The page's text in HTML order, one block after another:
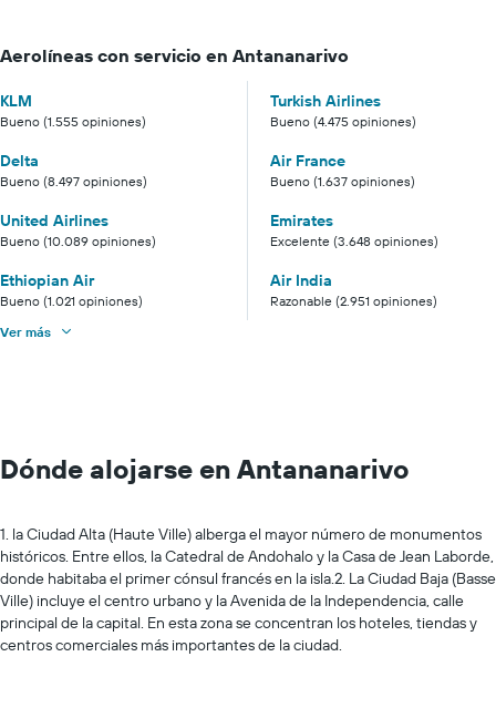
Aerolíneas con servicio en Antananarivo
KLM
Bueno (1.555 opiniones)
Turkish Airlines
Bueno (4.475 opiniones)
Delta
Bueno (8.497 opiniones)
Air France
Bueno (1.637 opiniones)
United Airlines
Bueno (10.089 opiniones)
Emirates
Excelente (3.648 opiniones)
Ethiopian Air
Bueno (1.021 opiniones)
Air India
Razonable (2.951 opiniones)
Ver más
Dónde alojarse en Antananarivo
1. la Ciudad Alta (Haute Ville) alberga el mayor número de monumentos
históricos. Entre ellos, la Catedral de Andohalo y la Casa de Jean Laborde,
donde habitaba el primer cónsul francés en la isla.2. La Ciudad Baja (Basse
Ville) incluye el centro urbano y la Avenida de la Independencia, calle
principal de la capital. En esta zona se concentran los hoteles, tiendas y
centros comerciales más importantes de la ciudad.